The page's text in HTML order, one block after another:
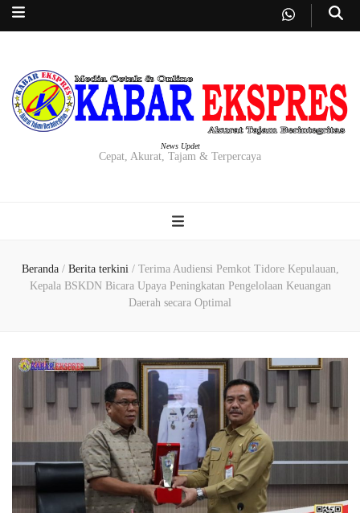
News Updet
Cepat, Akurat, Tajam & Terpercaya
Beranda / Berita terkini / Terima Audiensi Pemkot Tidore Kepulauan,
Kepala BSKDN Bicara Upaya Peningkatan Pengelolaan Keuangan
Daerah secara Optimal